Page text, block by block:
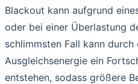
Blackout kann aufgrund
oder bei einer Überlastung
schlimmsten Fall kann
Ausgleichsenergie ein
entstehen, sodass größere